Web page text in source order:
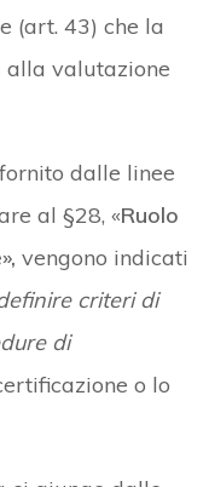
(art. 43) che la
alla valutazione
dalle linee
al §28, «Ruolo
vengono indicati
criteri di
di
o lo